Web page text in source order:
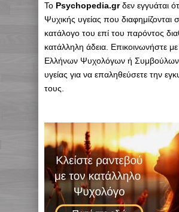
Το Psychopedia.grδεν εγγυάται
Ψυχικής υγείας που διαφημίζονται
κατάλογο του επί του παρόντος
κατάλληλη άδεια. Επικοινωνήστε
Ελλήνων Ψυχολόγων ή Συμβούλων
υγείας για να επαληθεύσετε την
τους.